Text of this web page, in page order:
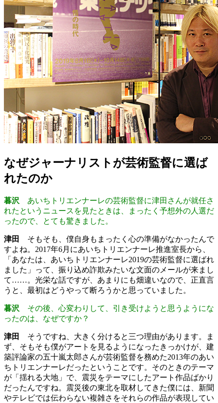
なぜジャーナリストが芸術監督に選ば
れたのか
暮沢 あいちトリエンナーレの芸術監督に津田さんが就任さ
れたというニュースを見たときは、まったく予想外の人選だ
ったので、とても驚きました。
津田
そもそも、僕自身もまったく心の準備がなかったんで
すよね。2017年6月にあいちトリエンナーレ推進室長から、
「あなたは、あいちトリエンナーレ2019の芸術監督に選ばれ
ました」って、振り込め詐欺みたいな文面のメールが来まし
て……。光栄な話ですが、あまりにも畑違いなので、正直言
うと、最初はどうやって断ろうかと思っていました。
暮沢 その後、心変わりして、引き受けようと思うようにな
ったのは、なぜですか？
津田
そうですね、大きく分けると三つ理由があります。ま
ず、そもそも僕がアートを見るようになったきっかけが、建
築評論家の五十嵐太郎さんが芸術監督を務めた2013年のあい
ちトリエンナーレだったということです。そのときのテーマ
が「揺れる大地」で、震災をテーマにしたアート作品ばかり
だったんですね。震災後の東北を取材してきた僕には、新聞
やテレビでは伝わらない複雑さをそれらの作品が表現してい